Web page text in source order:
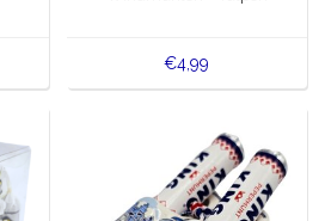
€4,99